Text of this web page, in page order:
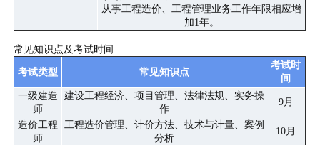
从事工程造价、工程管理业务工作年限相应增
加1年。
常见知识点及考试时间
考试类型
常见知识点
考试时
间
一级建造
师
建设工程经济、项目管理、法律法规、实务操
作
9月
造价工程
师
工程造价管理、计价方法、技术与计量、案例
分析
10月